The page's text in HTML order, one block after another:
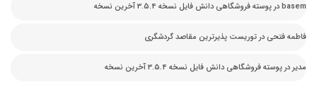
basemدرپوسته فروشگاهی دانش فایل نسخه 3.5.4 آخرین نسخه
فاطمه فتحی درتوریست پذیرترین مقاصد گردشگری
مدیردرپوسته فروشگاهی دانش فایل نسخه 3.5.4 آخرین نسخه